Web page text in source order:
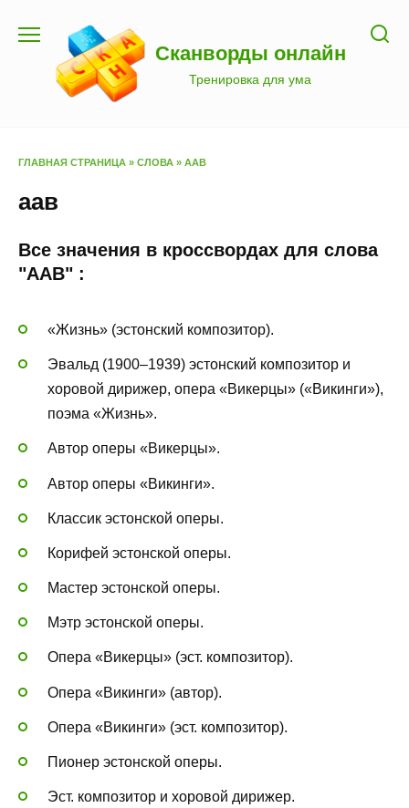
содержанию
Сканворды онлайн
Тренировка для ума
ГЛАВНАЯ СТРАНИЦА » СЛОВА » ААВ
аав
Все значения в кроссвордах для слова
"ААВ" :
«Жизнь» (эстонский композитор).
Эвальд (1900–1939) эстонский композитор и
хоровой дирижер, опера «Викерцы» («Викинги»),
поэма «Жизнь».
Автор оперы «Викерцы».
Автор оперы «Викинги».
Классик эстонской оперы.
Корифей эстонской оперы.
Мастер эстонской оперы.
Мэтр эстонской оперы.
Опера «Викерцы» (эст. композитор).
Опера «Викинги» (автор).
Опера «Викинги» (эст. композитор).
Пионер эстонской оперы.
Эст. композитор и хоровой дирижер.